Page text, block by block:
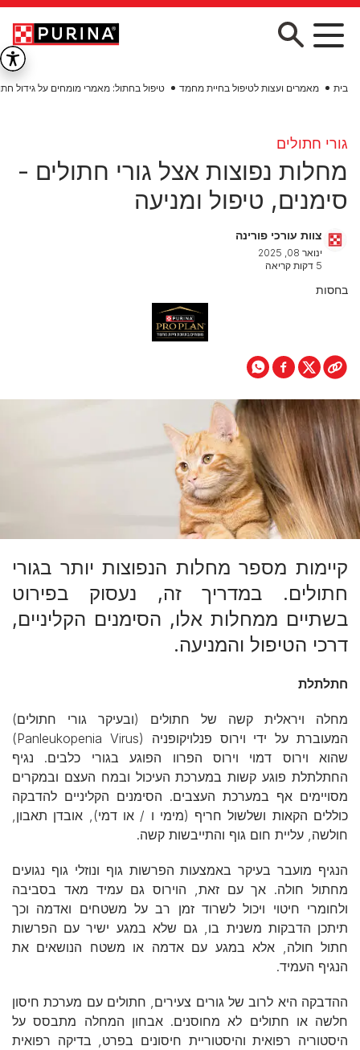
Skip to main content
בית מאמרים ועצות לטיפול בחיית מחמד טיפול בחתול: מאמרי מומחים על גידול
גורי חתולים
מחלות נפוצות אצל גורי חתולים -
סימנים, טיפול ומניעה
צוות עורכי פורינה
ינואר 08, 2025
5 דקות קריאה
בחסות
קיימות מספר מחלות הנפוצות יותר בגורי
חתולים. במדריך זה, נעסוק בפירוט
בשתיים ממחלות אלו, הסימנים הקליניים,
דרכי הטיפול והמניעה.
חתלתלת
מחלה ויראלית קשה של חתולים (ובעיקר גורי חתולים)
המעוברת על ידי וירוס פנלויקופניה (Panleukopenia Virus)
שהוא וירוס דמוי וירוס הפרוו הפוגע בגורי כלבים. נגיף
החתלתלת פוגע קשות במערכת העיכול ובמח העצם ובמקרים
מסויימים אף במערכת העצבים. הסימנים הקליניים להדבקה
כוללים הקאות ושלשול חריף (מימי ו / או דמי), אובדן תאבון,
חולשה, עליית חום גוף והתייבשות קשה.
הנגיף מועבר בעיקר באמצעות הפרשות גוף ונוזלי גוף נגועים
מחתול חולה. אך עם זאת, הוירוס גם עמיד מאד בסביבה
ולחומרי חיטוי ויכול לשרוד זמן רב על משטחים ואדמה וכך
תיתכן הדבקות משנית בו, גם שלא במגע ישיר עם הפרשות
חתול חולה, אלא במגע עם אדמה או משטח הנושאים את
הנגיף העמיד.
ההדבקה היא לרוב של גורים צעירים, חתולים עם מערכת חיסון
חלשה או חתולים לא מחוסנים. אבחון המחלה מתבסס על
היסטוריה רפואית והיסטוריית חיסונים בפרט, בדיקה רפואית